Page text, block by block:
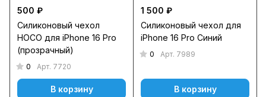
500 ₽
Силиконовый чехол
HOCO для iPhone 16 Pro
(прозрачный)
0 Арт. 7720
В корзину
1 500 ₽
Силиконовый чехол для
iPhone 16 Pro Синий
0 Арт. 7989
В корзину